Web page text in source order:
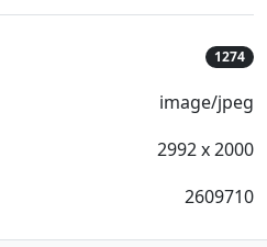
1274
image/jpeg
2992 x 2000
2609710